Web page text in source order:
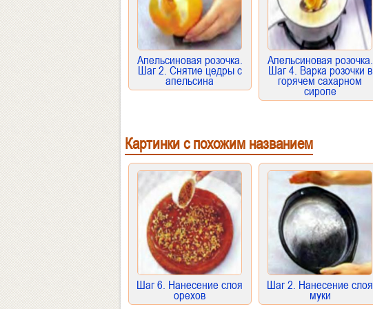
Апельсиновая розочка.
Шаг 2. Снятие цедры с
апельсина
Апельсиновая розочка.
Шаг 4. Варка розочки в
горячем сахарном
сиропе
Картинки с похожим названием
Шаг 6. Нанесение слоя
орехов
Шаг 2. Нанесение слоя
муки